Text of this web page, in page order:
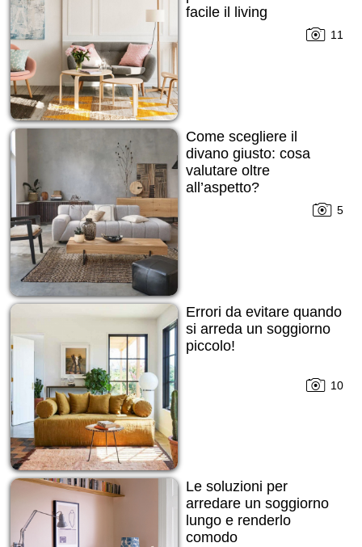
facile il living
11
Come scegliere il
divano giusto: cosa
valutare oltre
all’aspetto?
5
Errori da evitare quando
si arreda un soggiorno
piccolo!
10
Le soluzioni per
arredare un soggiorno
lungo e renderlo
comodo